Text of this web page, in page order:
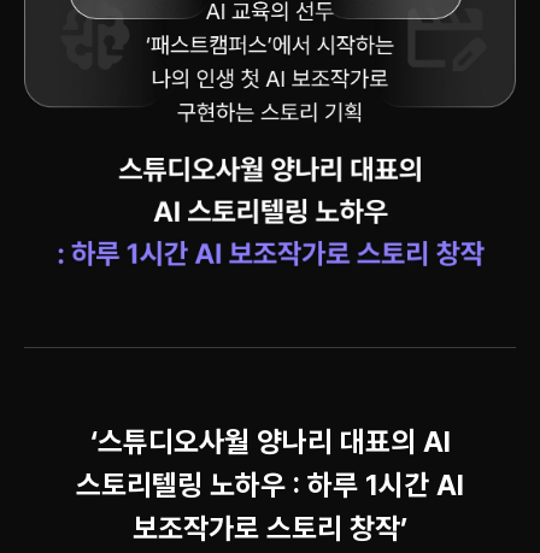
‘스튜디오사월 양나리 대표의 AI
스토리텔링 노하우 : 하루 1시간 AI
보조작가로 스토리 창작’